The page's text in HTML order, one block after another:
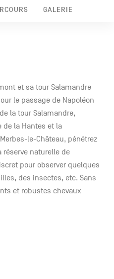
GALERIE
et sa tour Salamandre
le passage de Napoléon
la tour Salamandre,
de la Hantes et la
le-Château, pénétrez
naturelle de
pour observer quelques
des insectes, etc. Sans
et robustes chevaux